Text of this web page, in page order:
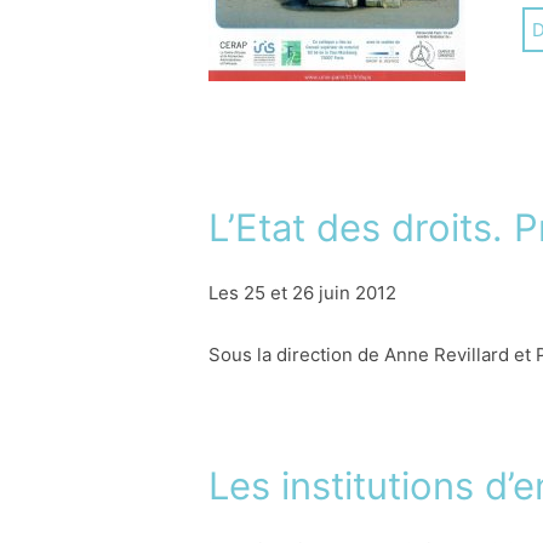
L’Etat des droits.
Les 25 et 26 juin 2012
Sous la direction de Anne Revillard et
Les institutions